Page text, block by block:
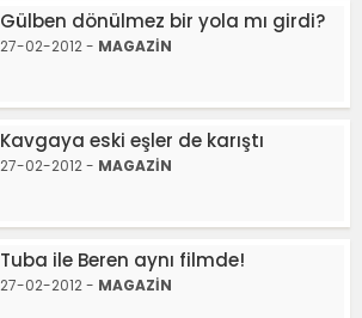
Gülben dönülmez bir yola mı girdi?
27-02-2012 - MAGAZİN
Kavgaya eski eşler de karıştı
27-02-2012 - MAGAZİN
Tuba ile Beren aynı filmde!
27-02-2012 - MAGAZİN